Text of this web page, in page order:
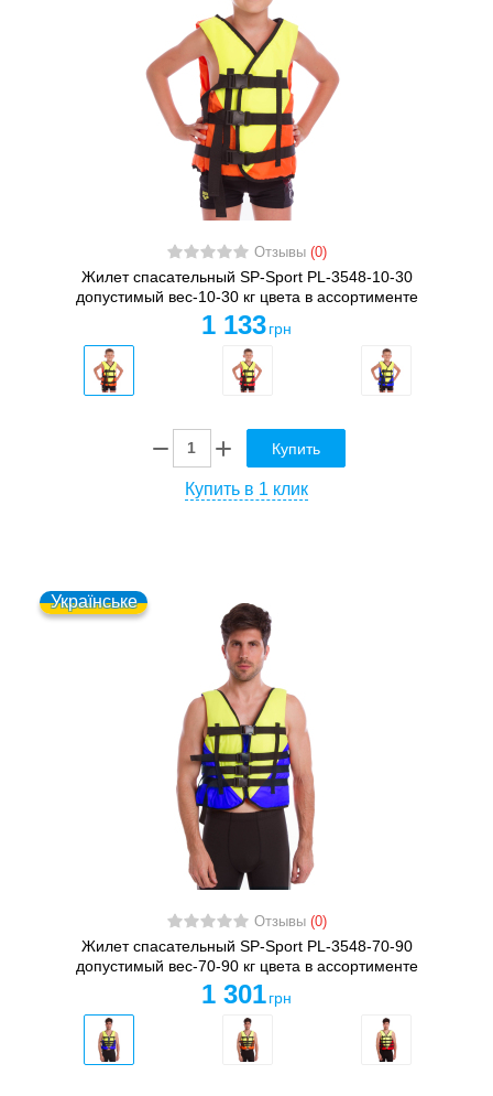
Отзывы (0)
Жилет спасательный SP-Sport PL-3548-10-30
допустимый вес-10-30 кг цвета в ассортименте
1 133 грн
Купить
Купить в 1 клик
Українське
Отзывы (0)
Жилет спасательный SP-Sport PL-3548-70-90
допустимый вес-70-90 кг цвета в ассортименте
1 301 грн